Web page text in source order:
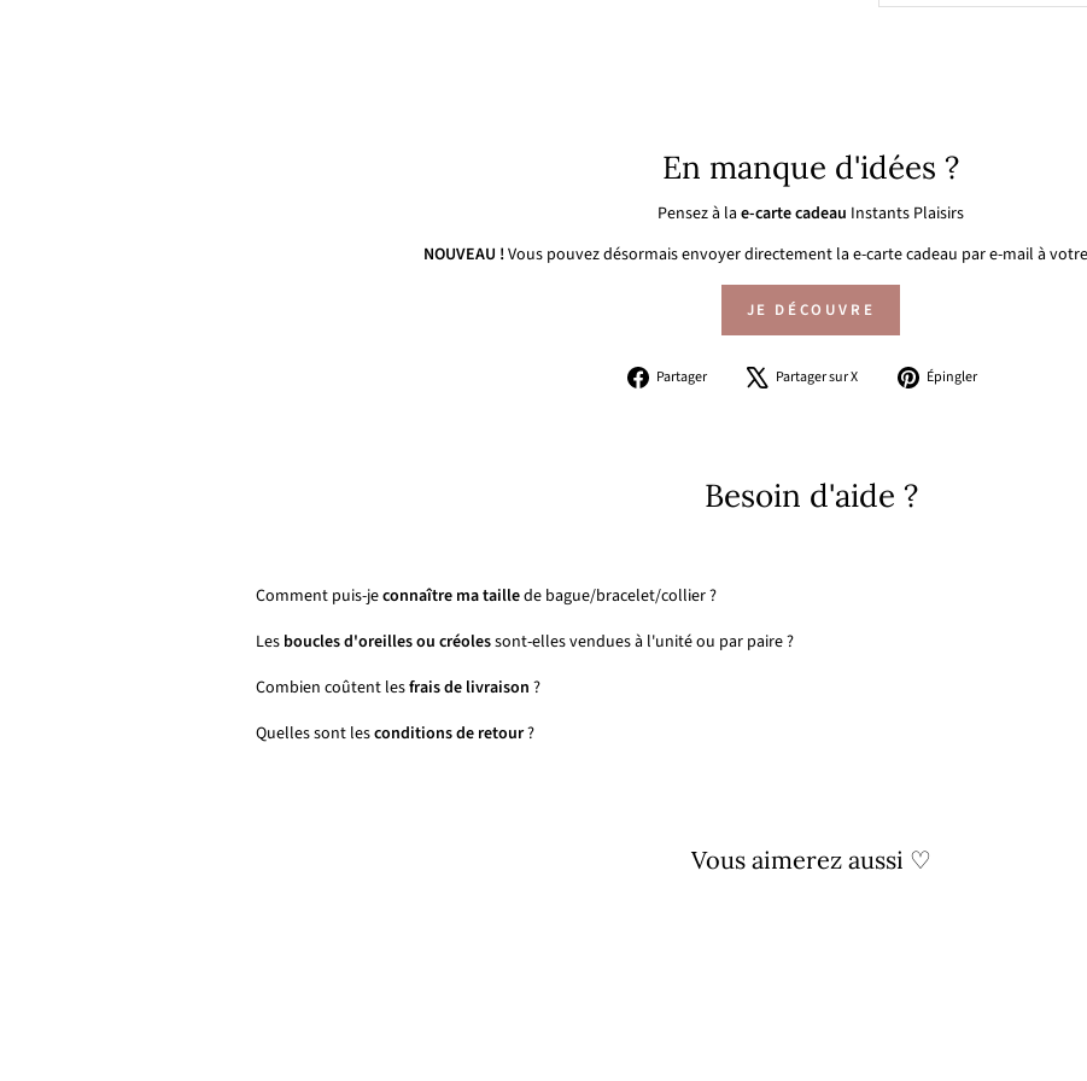
En manque d'idées ?
Pensez à la e-carte cadeau Instants Plaisirs
NOUVEAU !Vous pouvez désormais envoyer directement la e-carte cadeau par e-mail à
JE DÉCOUVRE
Partager
PartagerPartager sur X
TweeterÉpingler
Besoin d'aide ?
Comment puis-jeconnaître ma taillede bague/bracelet/collier ?
Les boucles d'oreilles ou créolessont-elles vendues à l'unité ou par paire ?
Combien coûtent lesfrais de livraison ?
Quelles sont lesconditions de retour?
Vous aimerez aussi ♡